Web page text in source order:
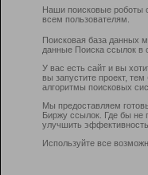
Наши поисковые роботы
всем пользователям.
Поисковая база данных
данные Поиска ссылок в
У вас есть сайт и вы
вы запустите проект,
алгоритмы поисковых
Мы предоставляем
Биржу ссылок. Где бы не
улучшить
Используйте все